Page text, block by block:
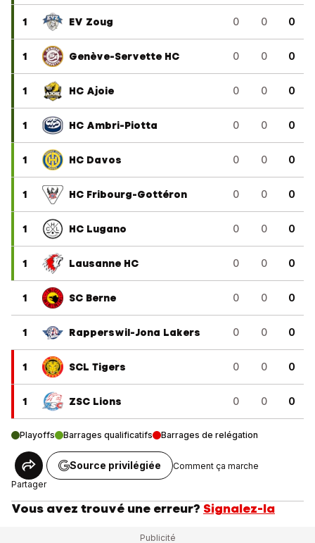
1 EV Zoug 0 0 0
1 Genève-Servette HC 0 0 0
1 HC Ajoie 0 0 0
1 HC Ambri-Piotta 0 0 0
1 HC Davos 0 0 0
1 HC Fribourg-Gottéron 0 0 0
1 HC Lugano 0 0 0
1 Lausanne HC 0 0 0
1 SC Berne 0 0 0
1 Rapperswil-Jona Lakers 0 0 0
1 SCL Tigers 0 0 0
1 ZSC Lions 0 0 0
Playoffs Barrages qualificatifs Barrages de relégation
Partager
Source privilégiée Comment ça marche
Vous avez trouvé une erreur? Signalez-la